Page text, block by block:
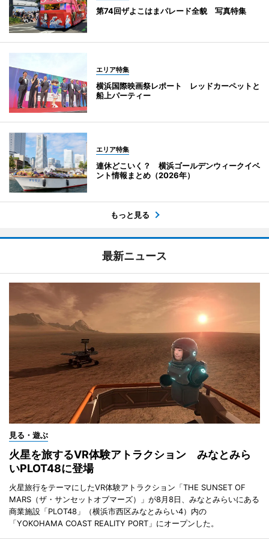
第74回ザよこはまパレード全貌 写真特集
エリア特集
横浜国際映画祭レポート レッドカーペットと
船上パーティー
エリア特集
連休どこいく？ 横浜ゴールデンウィークイベ
ント情報まとめ（2026年）
もっと見る
最新ニュース
見る・遊ぶ
火星を旅するVR体験アトラクション みなとみら
いPLOT48に登場
火星旅行をテーマにしたVR体験アトラクション「THE SUNSET OF
MARS（ザ・サンセットオブマーズ）」が8月8日、みなとみらいにある
商業施設「PLOT48」（横浜市西区みなとみらい4）内の
「YOKOHAMA COAST REALITY PORT」にオープンした。